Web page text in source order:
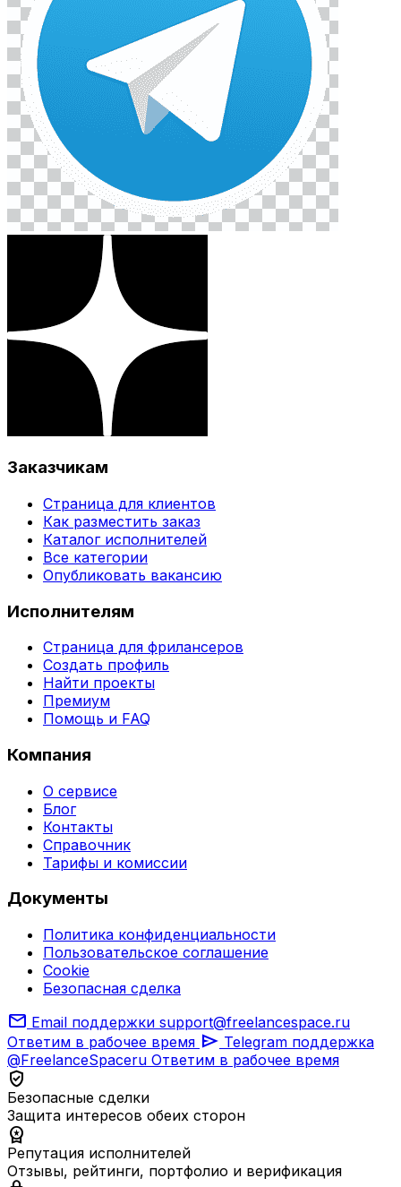
Заказчикам
Страница для клиентов
Как разместить заказ
Каталог исполнителей
Все категории
Опубликовать вакансию
Исполнителям
Страница для фрилансеров
Создать профиль
Найти проекты
Премиум
Помощь и FAQ
Компания
О сервисе
Блог
Контакты
Справочник
Тарифы и комиссии
Документы
Политика конфиденциальности
Пользовательское соглашение
Cookie
Безопасная сделка
mail Email поддержки support@freelancespace.ru
Ответим в рабочее время send Telegram поддержка
@FreelanceSpaceru Ответим в рабочее время
verified_user
Безопасные сделки
Защита интересов обеих сторон
workspace_premium
Репутация исполнителей
Отзывы, рейтинги, портфолио и верификация